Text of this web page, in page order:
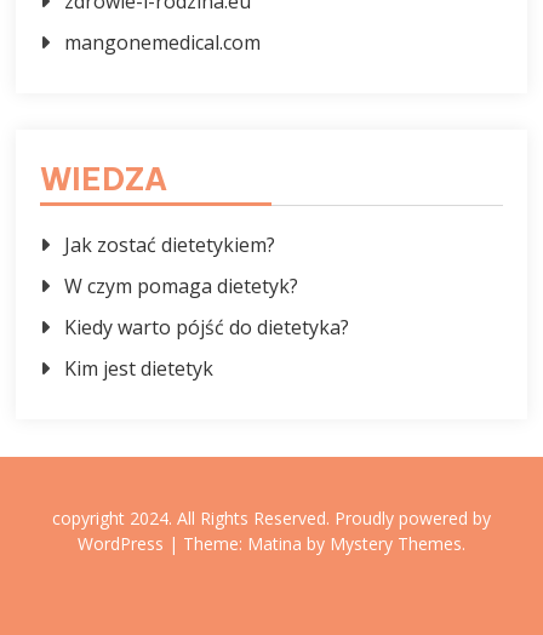
mangonemedical.com
WIEDZA
Jak zostać dietetykiem?
W czym pomaga dietetyk?
Kiedy warto pójść do dietetyka?
Kim jest dietetyk
copyright 2024. All Rights Reserved. Proudly powered by
WordPress | Theme: Matina by Mystery Themes.